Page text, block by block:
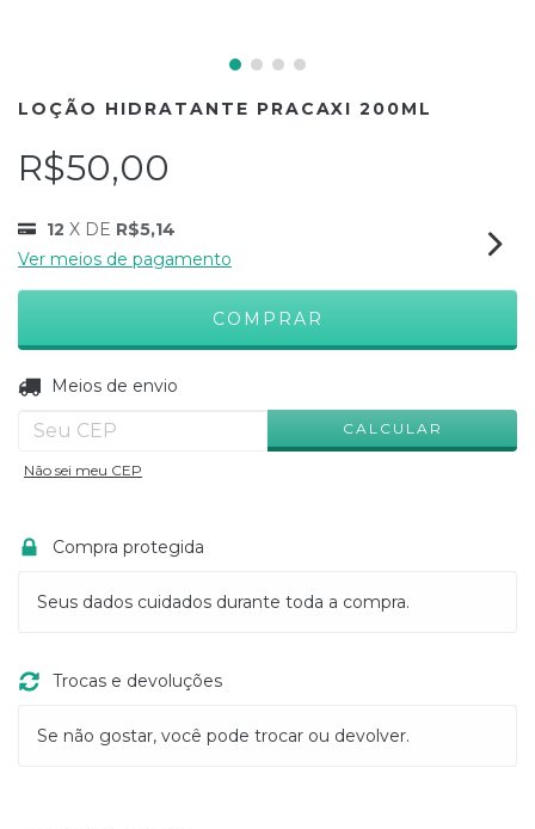
LOÇÃO HIDRATANTE PRACAXI 200ML
R$50,00
12 X DE R$5,14
Ver meios de pagamento
Entregas para o CEP:
Meios de envio
CALCULAR
Não sei meu CEP
Compra protegida
Seus dados cuidados durante toda a compra.
Trocas e devoluções
Se não gostar, você pode trocar ou devolver.